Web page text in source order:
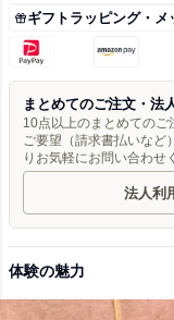
ギフトラッピング・
まとめてのご注文・法
10点以上のまとめての
ご要望（請求書払いなど
りお気軽にお問い合わせ
法人利
体験の魅力